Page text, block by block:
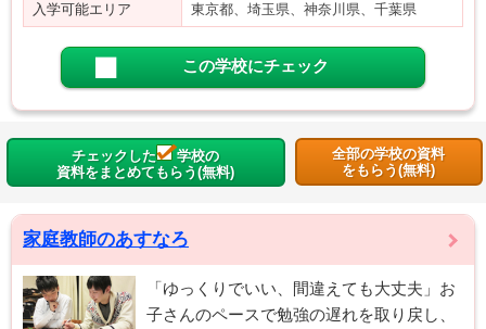
入学可能エリア 東京都、埼玉県、神奈川県、千葉県
この学校にチェック
チェックした
学校の
資料をまとめてもらう(無料)
全部の学校の資料
をもらう(無料)
家庭教師のあすなろ
「ゆっくりでいい、間違えても大丈夫」お
子さんのペースで勉強の遅れを取り戻し、